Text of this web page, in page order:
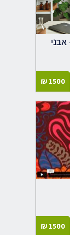
1500
₪
1500
₪